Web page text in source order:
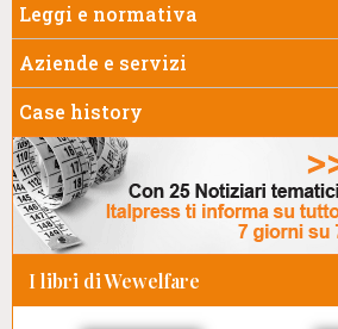
Leggi e normativa
Aziende e servizi
Case history
I libri di Wewelfare